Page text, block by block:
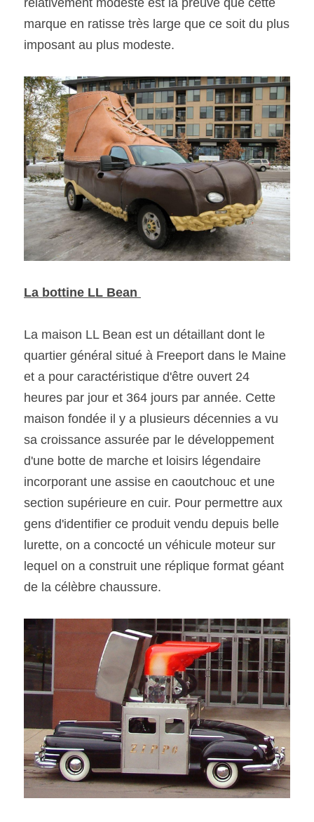
relativement modeste est la preuve que cette
marque en ratisse très large que ce soit du plus
imposant au plus modeste.
La bottine LL Bean
La maison LL Bean est un détaillant dont le
quartier général situé à Freeport dans le Maine
et a pour caractéristique d'être ouvert 24
heures par jour et 364 jours par année. Cette
maison fondée il y a plusieurs décennies a vu
sa croissance assurée par le développement
d'une botte de marche et loisirs légendaire
incorporant une assise en caoutchouc et une
section supérieure en cuir. Pour permettre aux
gens d'identifier ce produit vendu depuis belle
lurette, on a concocté un véhicule moteur sur
lequel on a construit une réplique format géant
de la célèbre chaussure.